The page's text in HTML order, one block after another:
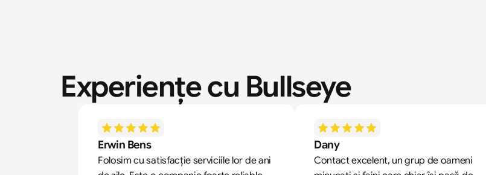
Experiențe cu Bullseye
Erwin Bens
Folosim cu satisfacție serviciile lor de ani
Dany
Contact excelent, un grup de oameni